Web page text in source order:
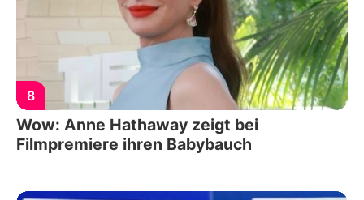
8
Wow: Anne Hathaway zeigt bei
Filmpremiere ihren Babybauch